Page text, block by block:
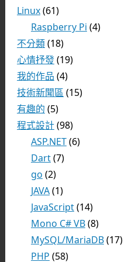
Linux(61)
Raspberry Pi (4)
不分類(18)
心情抒發(19)
我的作品 (4)
技術新聞區 (15)
有趣的 (5)
程式設計(98)
ASP.NET(6)
Dart(7)
go (2)
JAVA(1)
JavaScript(14)
Mono C# VB(8)
MySQL/MariaDB(17)
PHP (58)